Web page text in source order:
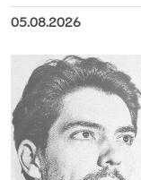
05.08.2026